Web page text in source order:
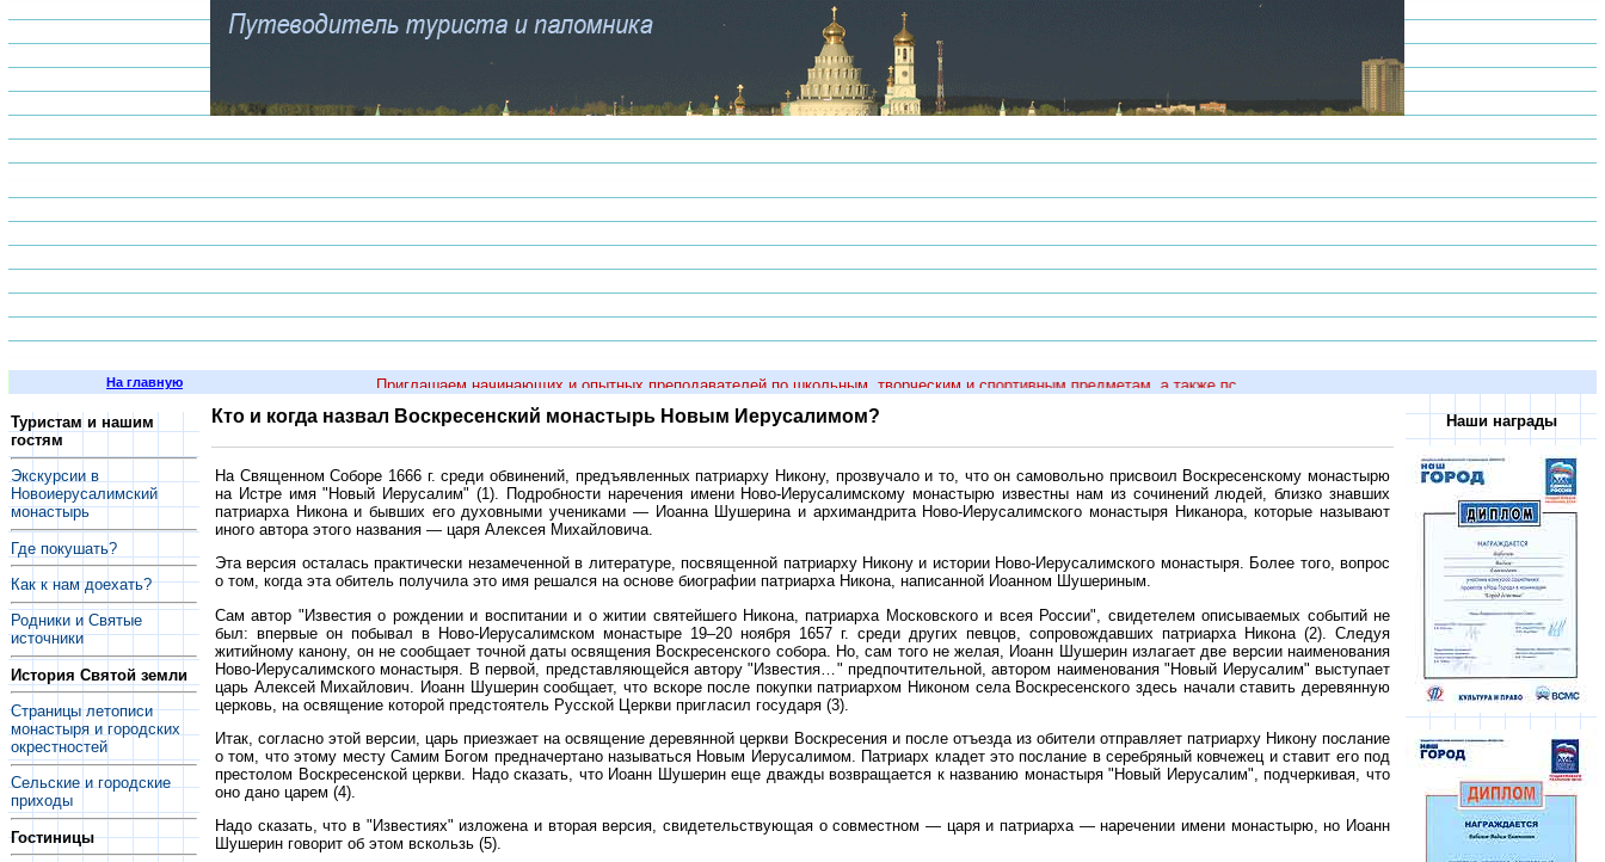
На главную Приглашаем начинающих и опытных преподавателей по школьным, творческим и спортивным предметам, а также психологов и врачей, напишите на почту или ICQ!
Туристам и нашим
гостям
Экскурсии в
Новоиерусалимский
монастырь
Где покушать?
Как к нам доехать?
Родники и Святые
источники
История Святой земли
Страницы летописи
монастыря и городских
окрестностей
Сельские и городские
приходы
Гостиницы
Кто и когда назвал Воскресенский монастырь Новым Иерусалимом?
На Священном Соборе 1666 г. среди обвинений, предъявленных патриарху Никону, прозвучало и то, что он самовольно присвоил Воскресенскому монастырю
на Истре имя "Новый Иерусалим" (1). Подробности наречения имени Ново-Иерусалимскому монастырю известны нам из сочинений людей, близко знавших
патриарха Никона и бывших его духовными учениками — Иоанна Шушерина и архимандрита Ново-Иерусалимского монастыря Никанора, которые называют
иного автора этого названия — царя Алексея Михайловича.
Эта версия осталась практически незамеченной в литературе, посвященной патриарху Никону и истории Ново-Иерусалимского монастыря. Более того, вопрос
о том, когда эта обитель получила это имя решался на основе биографии патриарха Никона, написанной Иоанном Шушериным.
Сам автор "Известия о рождении и воспитании и о житии святейшего Никона, патриарха Московского и всея России", свидетелем описываемых событий не
был: впервые он побывал в Ново-Иерусалимском монастыре 19–20 ноября 1657 г. среди других певцов, сопровождавших патриарха Никона (2). Следуя
житийному канону, он не сообщает точной даты освящения Воскресенского собора. Но, сам того не желая, Иоанн Шушерин излагает две версии наименования
Ново-Иерусалимского монастыря. В первой, представляющейся автору "Известия…" предпочтительной, автором наименования "Новый Иерусалим" выступает
царь Алексей Михайлович. Иоанн Шушерин сообщает, что вскоре после покупки патриархом Никоном села Воскресенского здесь начали ставить деревянную
церковь, на освящение которой предстоятель Русской Церкви пригласил государя (3).
Итак, согласно этой версии, царь приезжает на освящение деревянной церкви Воскресения и после отъезда из обители отправляет патриарху Никону послание
о том, что этому месту Самим Богом предначертано называться Новым Иерусалимом. Патриарх кладет это послание в серебряный ковчежец и ставит его под
престолом Воскресенской церкви. Надо сказать, что Иоанн Шушерин еще дважды возвращается к названию монастыря "Новый Иерусалим", подчеркивая, что
оно дано царем (4).
Надо сказать, что в "Известиях" изложена и вторая версия, свидетельствующая о совместном — царя и патриарха — наречении имени монастырю, но Иоанн
Шушерин говорит об этом вскользь (5).
Наши награды